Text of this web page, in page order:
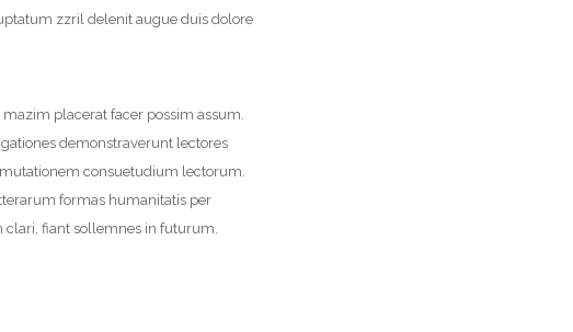
zzril delenit augue duis dolore
placerat facer possim assum.
demonstraverunt lectores
consuetudium lectorum.
formas humanitatis per
clari, fiant sollemnes in futurum.